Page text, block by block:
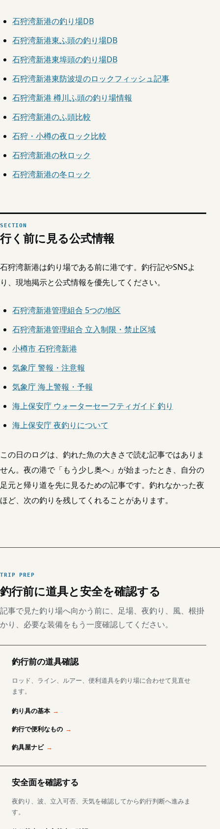
石狩湾新港の釣り場DB
石狩湾新港東ふ頭の釣り場DB
石狩湾新港東埠頭の釣り場DB
石狩湾新港東防波堤のロックフィッシュ記事
石狩湾新港 樽川ふ頭の釣り場情報
石狩湾新港のふ頭比較
石狩・小樽の夜ロック比較
石狩湾新港の秋ロック
石狩湾新港の冬ロック
行く前に見る公式情報
石狩湾新港は釣り場である前に港です。釣行記やSNSよ
り、現地掲示と公式情報を優先してください。
石狩湾新港管理組合 5つの地区
石狩湾新港管理組合 立入制限・禁止区域
小樽市 石狩湾新港
気象庁 警報・注意報
気象庁 海上警報・予報
海上保安庁 ウォーターセーフティガイド 釣り
海上保安庁 夜釣りについて
この日のログは、釣れた魚の大きさで読む記事ではありま
せん。夜の港で「もう少し奥へ」が始まったとき、自分の
足元と帰り道を先に見るための記事です。釣れなかった夜
ほど、次の釣りを残してくれることがあります。
TRIP PREP
釣行前に道具と安全を確認する
記事で見た釣り場へ向かう前に、足場、夜釣り、風、根掛
かり、必要な装備をもう一度確認してください。
釣行前の道具確認
ロッド、ライン、ルアー、便利道具を釣り場に合わせて見直せ
ます。
釣り具の基本
釣行で便利なもの
釣具屋ナビ
安全面を確認する
夜釣り、波、立入可否、天気を確認してから釣行判断へ進みま
す。